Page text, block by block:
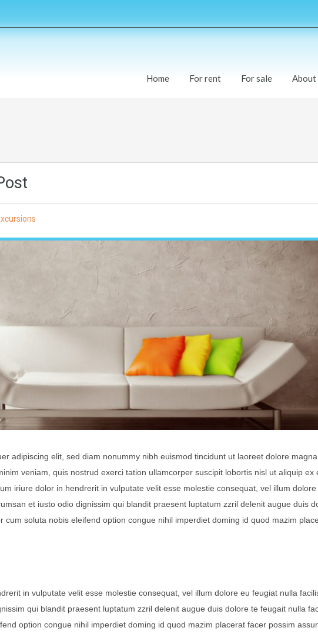
Home For rent For sale
adipiscing elit, sed diam nonummy nibh euismod tincidunt ut laoreet dolore magna
veniam, quis nostrud exerci tation ullamcorper suscipit lobortis nisl ut aliquip ex
iriure dolor in hendrerit in vulputate velit esse molestie consequat, vel illum dolore
et iusto odio dignissim qui blandit praesent luptatum zzril delenit augue duis
cum soluta nobis eleifend option congue nihil imperdiet doming id quod mazim
in vulputate velit esse molestie consequat, vel illum dolore eu feugiat nulla
qui blandit praesent luptatum zzril delenit augue duis dolore te feugait nulla
option congue nihil imperdiet doming id quod mazim placerat facer possim